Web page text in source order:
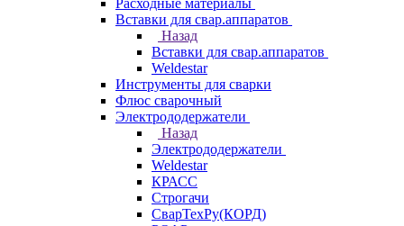
Расходные материалы
Вставки для свар.аппаратов
Назад
Вставки для свар.аппаратов
Weldestar
Инструменты для сварки
Флюс сварочный
Электрододержатели
Назад
Электрододержатели
Weldestar
КРАСС
Строгачи
СварТехРу(КОРД)